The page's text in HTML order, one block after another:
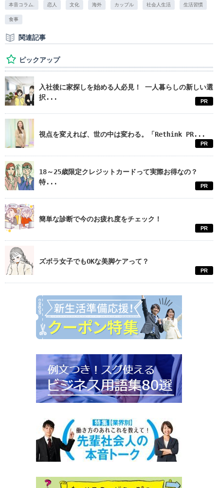
本音コラム. 恋人 文化 海外 カップル 社会人生活 生活習慣
食事
関連記事
ピックアップ
入社後に家探しを始める人必見！ 一人暮らしの新しい選
択...
PR
視点を変えれば、世の中は変わる。「Rethink PR...
PR
18～25歳限定クレジットカードって実際お得なの？
特...
PR
簡単な診断で今のお疲れ度をチェック！
PR
ズボラ女子でもOKな美脚ケアって？
PR